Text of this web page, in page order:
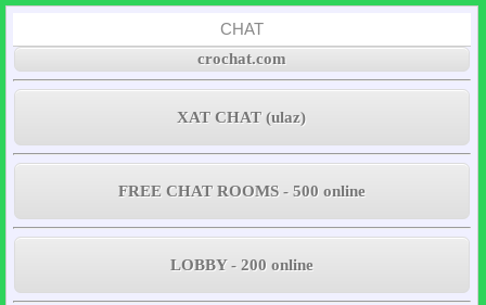
CHAT
crochat.com
XAT CHAT (ulaz)
FREE CHAT ROOMS - 500 online
LOBBY - 200 online